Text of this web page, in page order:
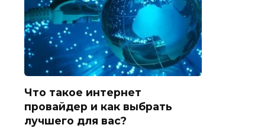
Что такое интернет
провайдер и как выбрать
лучшего для вас?